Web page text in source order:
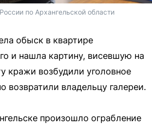
по Архангельской области
обыск в квартире
и нашла картину, висевшую на
кражи возбудили уголовное
возвратили владельцу галереи.
произошло ограбление